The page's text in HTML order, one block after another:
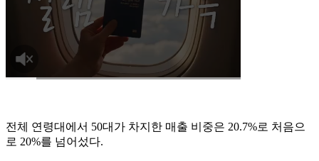
전체 연령대에서 50대가 차지한 매출 비중은 20.7%로 처음으
로 20%를 넘어섰다.